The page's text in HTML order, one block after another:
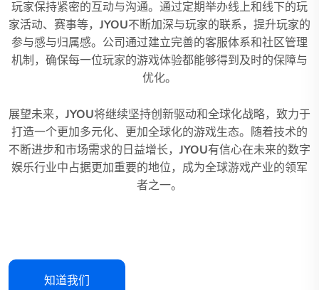
玩家保持紧密的互动与沟通。通过定期举办线上和线下的玩
家活动、赛事等， JYOU不断加深与玩家的联系，提升玩家的
参与感与归属感。公司通过建立完善的客服体系和社区管理
机制，确保每一位玩家的游戏体验都能够得到及时的保障与
优化。
展望未来， JYOU将继续坚持创新驱动和全球化战略，致力于
打造一个更加多元化、更加全球化的游戏生态。随着技术的
不断进步和市场需求的日益增长， JYOU有信心在未来的数字
娱乐行业中占据更加重要的地位，成为全球游戏产业的领军
者之一。
知道我们